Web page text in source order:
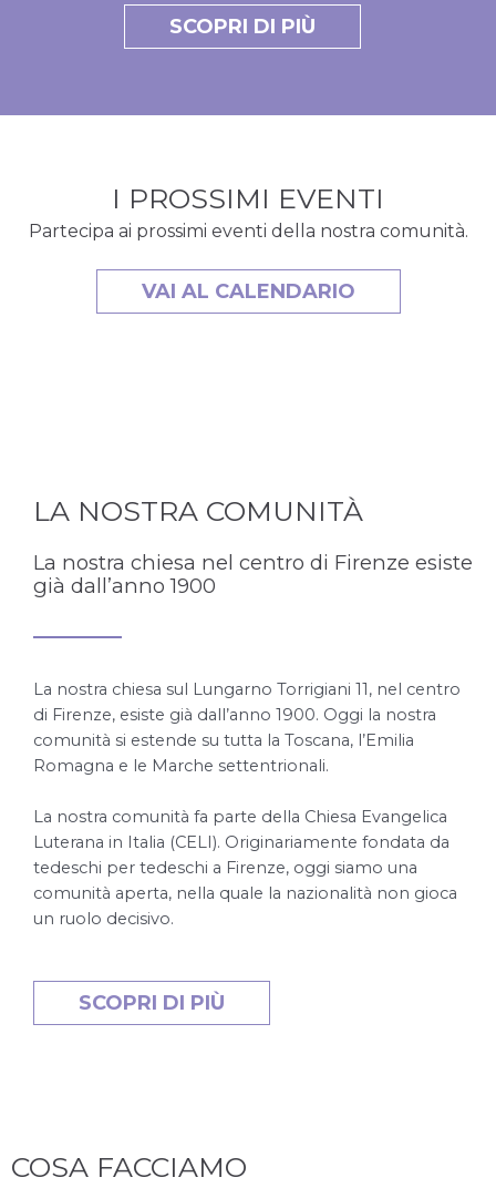
SCOPRI DI PIÙ
I PROSSIMI EVENTI
Partecipa ai prossimi eventi della nostra comunità.
VAI AL CALENDARIO
LA NOSTRA COMUNITÀ
La nostra chiesa nel centro di Firenze esiste
già dall’anno 1900
La nostra chiesa sul Lungarno Torrigiani 11, nel centro
di Firenze, esiste già dall’anno 1900. Oggi la nostra
comunità si estende su tutta la Toscana, l’Emilia
Romagna e le Marche settentrionali.
La nostra comunità fa parte della Chiesa Evangelica
Luterana in Italia (CELI). Originariamente fondata da
tedeschi per tedeschi a Firenze, oggi siamo una
comunità aperta, nella quale la nazionalità non gioca
un ruolo decisivo.
SCOPRI DI PIÙ
COSA FACCIAMO